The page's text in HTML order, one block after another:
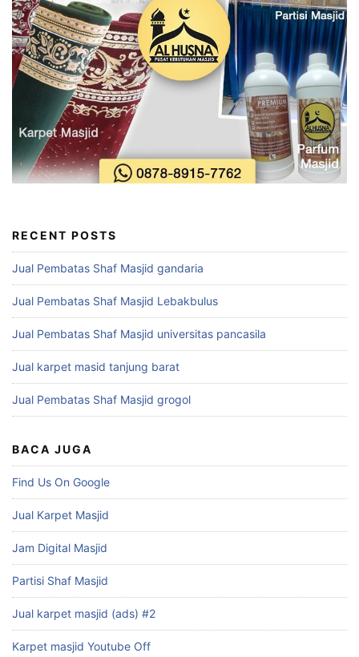
RECENT POSTS
Jual Pembatas Shaf Masjid gandaria
Jual Pembatas Shaf Masjid Lebakbulus
Jual Pembatas Shaf Masjid universitas pancasila
Jual karpet masid tanjung barat
Jual Pembatas Shaf Masjid grogol
BACA JUGA
Find Us On Google
Jual Karpet Masjid
Jam Digital Masjid
Partisi Shaf Masjid
Jual karpet masjid (ads) #2
Karpet masjid Youtube Off